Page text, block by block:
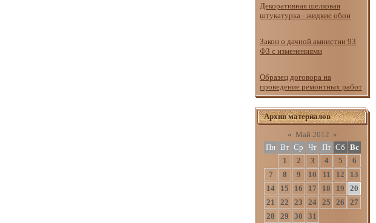
Декоративная шелковая
штукатурка - жидкие обои
Закон о дачной амнистии 93
ФЗ с изменениями
Образец договора на
проведение ремонтных работ
Архив материалов
« Май 2012 »
Пн Вт Ср Чт Пт Сб Вс
1
2 3 4 5
6
7
8 9 10 11 12
13
14
15 16 17 18 19
20
21
22 23 24 25 26
27
28
29 30 31